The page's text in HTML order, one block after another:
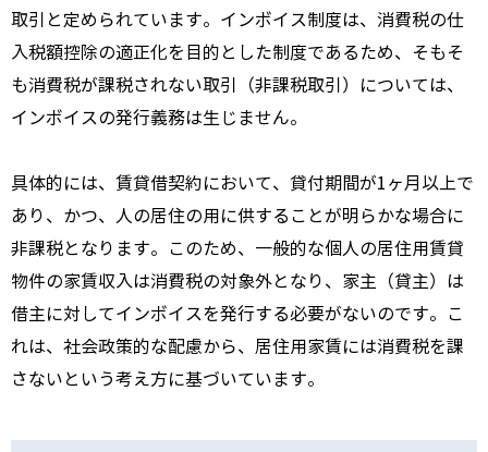
取引と定められています。インボイス制度は、消費税の仕
入税額控除の適正化を目的とした制度であるため、そもそ
も消費税が課税されない取引（非課税取引）については、
インボイスの発行義務は生じません。
具体的には、賃貸借契約において、貸付期間が1ヶ月以上で
あり、かつ、人の居住の用に供することが明らかな場合に
非課税となります。このため、一般的な個人の居住用賃貸
物件の家賃収入は消費税の対象外となり、家主（貸主）は
借主に対してインボイスを発行する必要がないのです。こ
れは、社会政策的な配慮から、居住用家賃には消費税を課
さないという考え方に基づいています。